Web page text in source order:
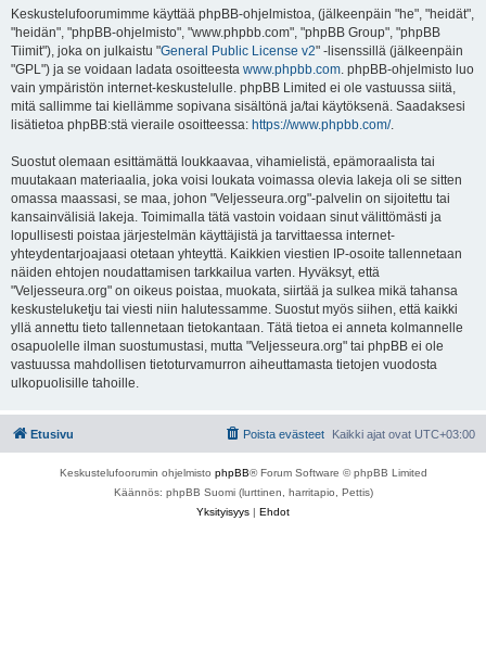
Keskustelufoorumimme käyttää phpBB-ohjelmistoa, (jälkeenpäin "he", "heidät",
"heidän", "phpBB-ohjelmisto", "www.phpbb.com", "phpBB Group", "phpBB
Tiimit"), joka on julkaistu "General Public License v2" -lisenssillä (jälkeenpäin
"GPL") ja se voidaan ladata osoitteesta www.phpbb.com. phpBB-ohjelmisto luo
vain ympäristön internet-keskustelulle. phpBB Limited ei ole vastuussa siitä,
mitä sallimme tai kiellämme sopivana sisältönä ja/tai käytöksenä. Saadaksesi
lisätietoa phpBB:stä vieraile osoitteessa: https://www.phpbb.com/.
Suostut olemaan esittämättä loukkaavaa, vihamielistä, epämoraalista tai
muutakaan materiaalia, joka voisi loukata voimassa olevia lakeja oli se sitten
omassa maassasi, se maa, johon "Veljesseura.org"-palvelin on sijoitettu tai
kansainvälisiä lakeja. Toimimalla tätä vastoin voidaan sinut välittömästi ja
lopullisesti poistaa järjestelmän käyttäjistä ja tarvittaessa internet-
yhteydentarjoajaasi otetaan yhteyttä. Kaikkien viestien IP-osoite tallennetaan
näiden ehtojen noudattamisen tarkkailua varten. Hyväksyt, että
"Veljesseura.org" on oikeus poistaa, muokata, siirtää ja sulkea mikä tahansa
keskusteluketju tai viesti niin halutessamme. Suostut myös siihen, että kaikki
yllä annettu tieto tallennetaan tietokantaan. Tätä tietoa ei anneta kolmannelle
osapuolelle ilman suostumustasi, mutta "Veljesseura.org" tai phpBB ei ole
vastuussa mahdollisen tietoturvamurron aiheuttamasta tietojen vuodosta
ulkopuolisille tahoille.
Etusivu Kaikki ajat ovat UTC+03:00
Poista evästeet
Keskustelufoorumin ohjelmisto phpBB® Forum Software © phpBB Limited
Käännös: phpBB Suomi (lurttinen, harritapio, Pettis)
Yksityisyys | Ehdot